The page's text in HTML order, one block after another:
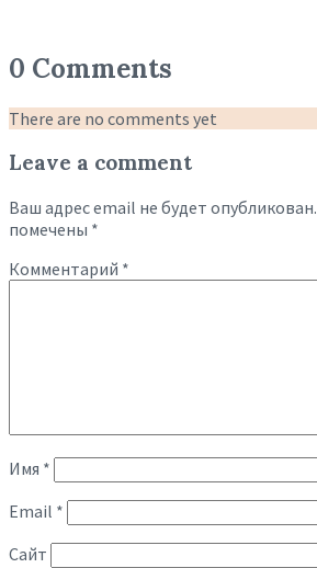
0 Comments
There are no comments yet
Leave a comment
Ваш адрес email не будет опубликован.
помечены *
Комментарий *
Имя *
Email *
Сайт